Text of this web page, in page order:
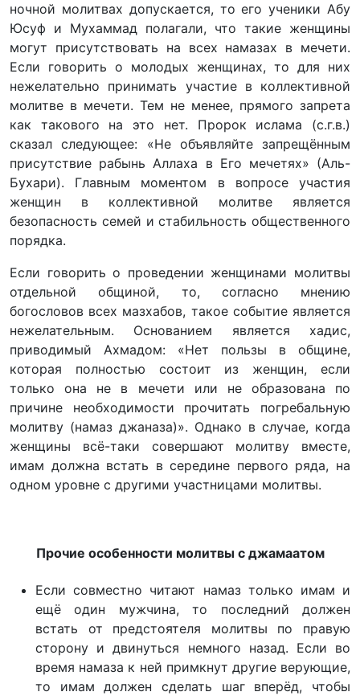
ночной молитвах допускается, то его ученики Абу
Юсуф и Мухаммад полагали, что такие женщины
могут присутствовать на всех намазах в мечети.
Если говорить о молодых женщинах, то для них
нежелательно принимать участие в коллективной
молитве в мечети. Тем не менее, прямого запрета
как такового на это нет. Пророк ислама (с.г.в.)
сказал следующее: «Не объявляйте запрещённым
присутствие рабынь Аллаха в Его мечетях» (Аль-
Бухари). Главным моментом в вопросе участия
женщин в коллективной молитве является
безопасность семей и стабильность общественного
порядка.
Если говорить о проведении женщинами молитвы
отдельной общиной, то, согласно мнению
богословов всех мазхабов, такое событие является
нежелательным. Основанием является хадис,
приводимый Ахмадом: «Нет пользы в общине,
которая полностью состоит из женщин, если
только она не в мечети или не образована по
причине необходимости прочитать погребальную
молитву (намаз джаназа)». Однако в случае, когда
женщины всё-таки совершают молитву вместе,
имам должна встать в середине первого ряда, на
одном уровне с другими участницами молитвы.
Прочие особенности молитвы с джамаатом
Если совместно читают намаз только имам и
ещё один мужчина, то последний должен
встать от предстоятеля молитвы по правую
сторону и двинуться немного назад. Если во
время намаза к ней примкнут другие верующие,
то имам должен сделать шаг вперёд, чтобы